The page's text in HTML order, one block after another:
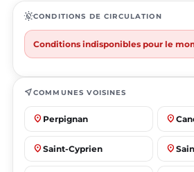
routineCONDITIONS DE CIRCULATION
Conditions indisponibles pour le
near_meCOMMUNES VOISINES
place Perpignan place
place Saint-Cyprien place